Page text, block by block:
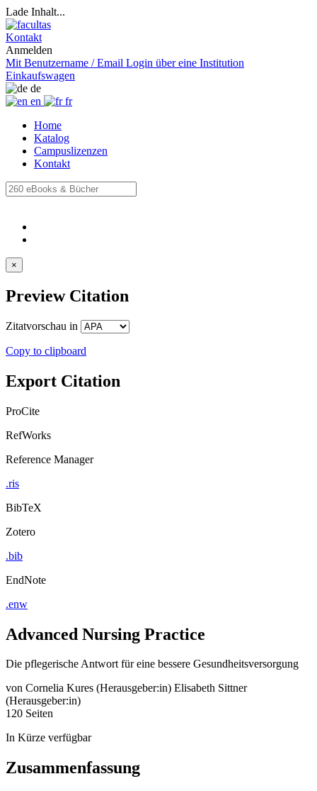
Lade Inhalt...
Kontakt
Anmelden
Mit Benutzername / Email Login über eine Institution
Einkaufswagen
de
en
fr
Home
Katalog
Campuslizenzen
Kontakt
×
Preview Citation
Zitatvorschau in
Copy to clipboard
Export Citation
ProCite
RefWorks
Reference Manager
.ris
BibTeX
Zotero
.bib
EndNote
.enw
Advanced Nursing Practice
Die pflegerische Antwort für eine bessere Gesundheitsversorgung
von Cornelia Kures (Herausgeber:in) Elisabeth Sittner
(Herausgeber:in)
120 Seiten
In Kürze verfügbar
Zusammenfassung